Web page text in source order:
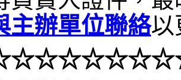
主辦單位聯絡以
☆☆☆